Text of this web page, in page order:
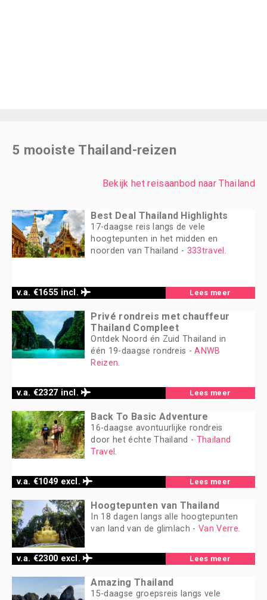
5 mooiste Thailand-reizen
Bekijk het reisaanbod naar Thailand
v.a. €1655 incl.
Best Deal Thailand Highlights
17-daagse reis langs de vele
hoogtepunten in het midden en
noorden van Thailand - 333travel.
Lees meer
v.a. €2327 incl.
Privé rondreis met chauffeur
Thailand Compleet
Ontdek Noord én Zuid Thailand in
één 19-daagse rondreis -ANWB
Reizen.
Lees meer
v.a. €1049 excl.
Back To Basic Adventure
16-daagse avontuurlijke rondreis
door het échte Thailand - Thailand
Travel.
Lees meer
v.a. €2300 excl.
Hoogtepunten van Thailand
In 18 dagen langs alle hoogtepunten
van land van de glimlach -Van Verre.
Lees meer
Amazing Thailand
15-daagse groepsreis langs vele